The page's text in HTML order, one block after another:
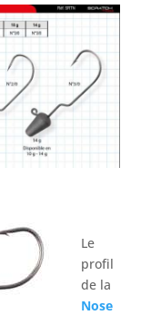
Le
profil
de la
Nose